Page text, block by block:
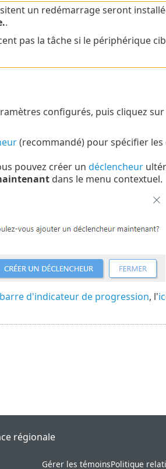
un redémarrage seront
.
pas la tâche si le périphérique
configurés, puis cliquez sur
(recommandé) pour spécifier
pouvez créer un déclencheur
dans le menu contextuel.
barre d'indicateur de progression, l'
régionale
Gérer les témoinsPolitique